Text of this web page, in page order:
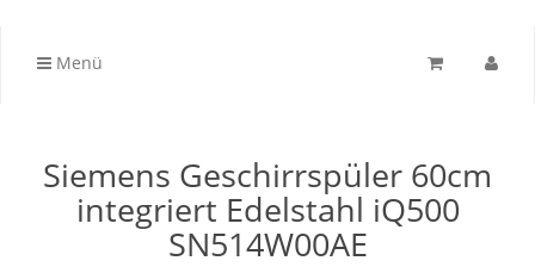
Menü
Siemens Geschirrspüler 60cm
integriert Edelstahl iQ500
SN514W00AE